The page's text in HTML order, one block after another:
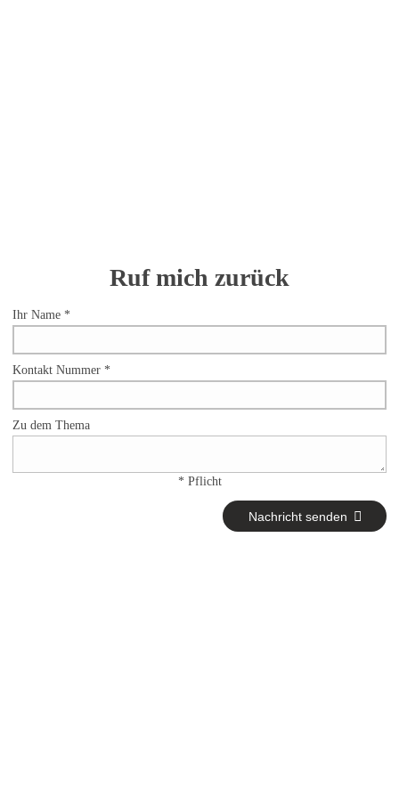
Ruf mich zurück
Ihr Name
Kontakt Nummer
Zu dem Thema
* Pflicht
Nachricht senden